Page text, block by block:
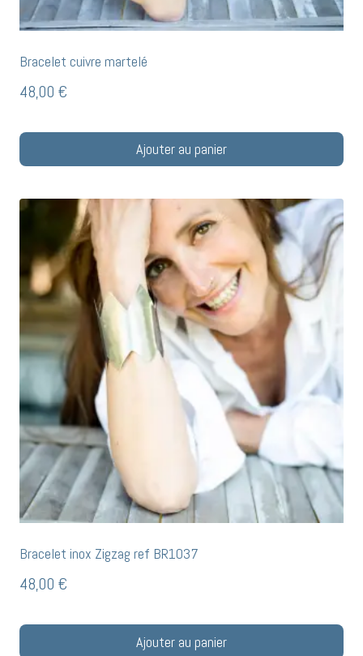
Bracelet cuivre martelé
48,00 €
Ajouter au panier
Bracelet inox Zigzag ref BR1037
48,00 €
Ajouter au panier